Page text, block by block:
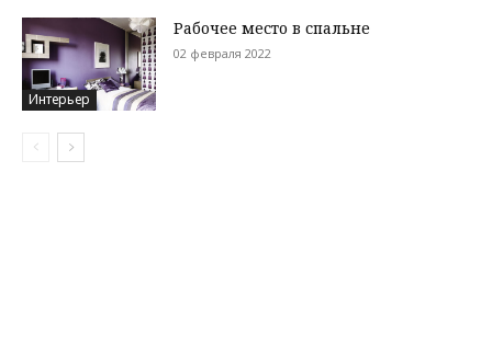
Интерьер
Рабочее место в спальне
02 февраля 2022